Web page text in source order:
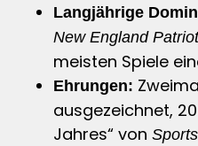
Langjährige
New England
meisten Spiele
Ehrungen:
ausgezeichnet,
Jahres“ von